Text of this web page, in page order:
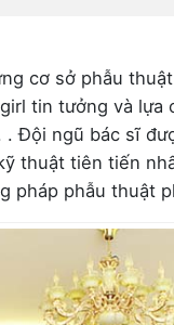
cơ sở phẫu
tin tưởng và lựa
. Đội ngũ bác sĩ
thuật tiên tiến
pháp phẫu thuật